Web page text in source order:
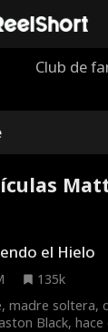
Club de
el Hielo
135k
madre soltera,
Black, hace